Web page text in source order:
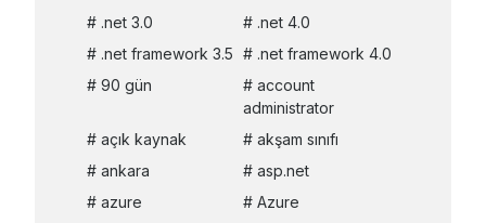
.net 3.0
.net 4.0
.net framework 3.5
.net framework 4.0
90 gün
account
administrator
açık kaynak
akşam sınıfı
ankara
asp.net
azure
Azure